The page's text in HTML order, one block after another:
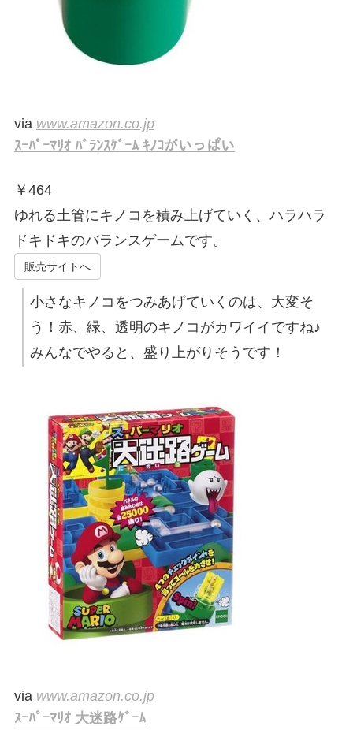
via www.amazon.co.jp
ｽｰﾊﾟｰﾏﾘｵ ﾊﾞﾗﾝｽｹﾞｰﾑ ｷﾉｺがいっぱい
￥ 464
ゆれる土管にキノコを積み上げていく、ハラハラ
ドキドキのバランスゲームです。
販売サイトへ
小さなキノコをつみあげていくのは、大変そ
う！赤、緑、透明のキノコがカワイイですね♪
みんなでやると、盛り上がりそうです！
via www.amazon.co.jp
ｽｰﾊﾟｰﾏﾘｵ 大迷路ｹﾞｰﾑ